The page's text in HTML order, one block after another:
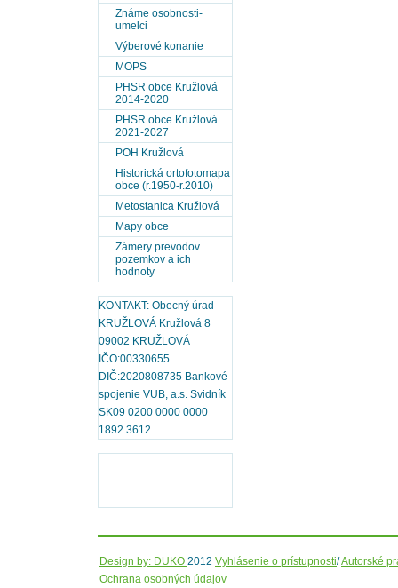
Známe osobnosti-
umelci
Výberové konanie
MOPS
PHSR obce Kružlová
2014-2020
PHSR obce Kružlová
2021-2027
POH Kružlová
Historická ortofotomapa
obce (r.1950-r.2010)
Metostanica Kružlová
Mapy obce
Zámery prevodov
pozemkov a ich
hodnoty
KONTAKT: Obecný úrad
KRUŽLOVÁ Kružlová 8
09002 KRUŽLOVÁ
IČO:00330655
DIČ:2020808735 Bankové
spojenie VUB, a.s. Svidník
SK09 0200 0000 0000
1892 3612
Design by: DUKO 2012 Vyhlásenie o prístupnosti/Autorské
Ochrana osobných údajov